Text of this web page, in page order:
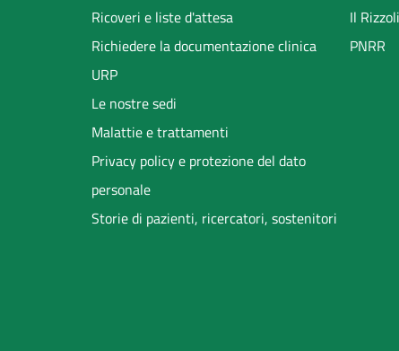
Ricoveri e liste d'attesa
Richiedere la documentazione clinica
URP
Le nostre sedi
Malattie e trattamenti
Privacy policy e protezione del dato
personale
Storie di pazienti, ricercatori, sostenitori
Il
PNRR